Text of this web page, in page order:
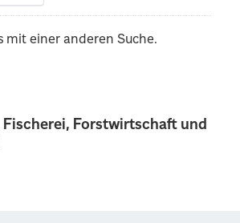
Forstwirtschaft und
mit einer anderen Suche.